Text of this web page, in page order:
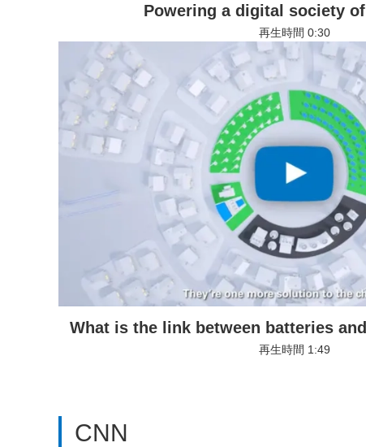
Powering a digital society
再生時間 0:30
What is the link between batteries
再生時間 1:49
CNN